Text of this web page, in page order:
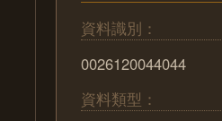
資料識別：
0026120044044
資料類型：